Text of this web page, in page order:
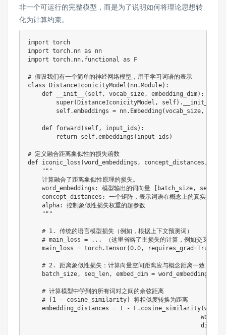
非一个可运行的完整模型，而是为了说明如何将理论思想转
化为计算约束。
import torch
import torch.nn as nn
import torch.nn.functional as F
# 假设我们有一个简单的神经网络模型，用于学习词语的表示
class DistanceIconicityModel(nn.Module):
    def __init__(self, vocab_size, embedding_dim):
        super(DistanceIconicityModel, self).__init__()
self.embeddings = nn.Embedding(vocab_size,
    def forward(self, input_ids):
        return self.embeddings(input_ids)
# 定义融合距离象似性的损失函数
def iconic_loss(word_embeddings, concept_distances,
    """
    计算融合了距离象似性原理的损失。
word_embeddings: 模型输出的词向量 [batch_size,
concept_distances: 一个矩阵，表示词语在概念上的真实距
    alpha: 控制象似性损失权重的超参数
    """
    # 1. 传统的语言模型损失（例如，根据上下文预测词）
# main_loss = ... （这里省略了主损失的计算，例如交叉熵损
main_loss = torch.tensor(0.0, requires_grad=True) #
    # 2. 距离象似性损失：计算向量空间距离应与概念距离一致
batch_size, seq_len, embed_dim =
    # 计算模型中学到的所有词对之间的余弦距离
    # [1 - cosine_similarity] 将相似度转换为距离
embedding_distances = 1 -
                                                 dim=-1)